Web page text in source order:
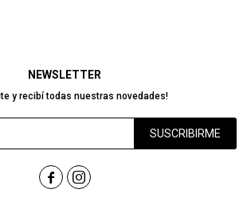
NEWSLETTER
y recibí todas nuestras novedades!
SUSCRIBIRME
 